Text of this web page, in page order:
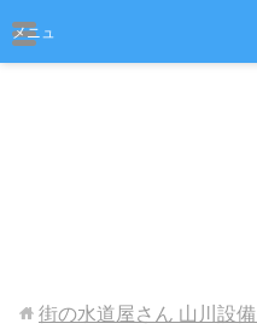
メニュ
街の水道屋さん 山川設備